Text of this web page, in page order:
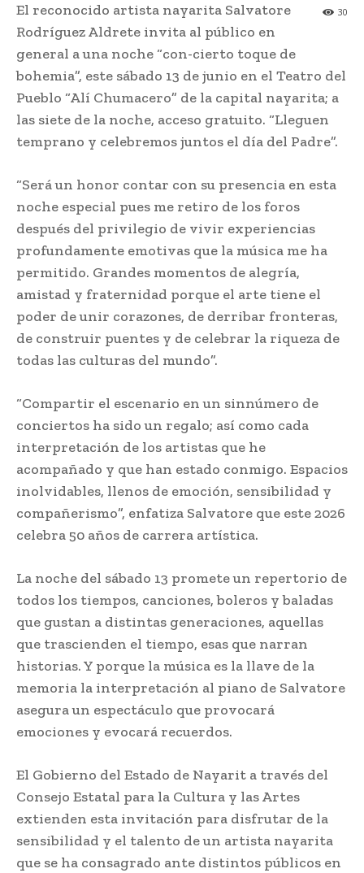
30
El reconocido artista nayarita Salvatore
Rodríguez Aldrete invita al público en
general a una noche “con-cierto toque de
bohemia”, este sábado 13 de junio en el Teatro del
Pueblo “Alí Chumacero” de la capital nayarita; a
las siete de la noche, acceso gratuito. “Lleguen
temprano y celebremos juntos el día del Padre”.
“Será un honor contar con su presencia en esta
noche especial pues me retiro de los foros
después del privilegio de vivir experiencias
profundamente emotivas que la música me ha
permitido. Grandes momentos de alegría,
amistad y fraternidad porque el arte tiene el
poder de unir corazones, de derribar fronteras,
de construir puentes y de celebrar la riqueza de
todas las culturas del mundo”.
“Compartir el escenario en un sinnúmero de
conciertos ha sido un regalo; así como cada
interpretación de los artistas que he
acompañado y que han estado conmigo. Espacios
inolvidables, llenos de emoción, sensibilidad y
compañerismo”, enfatiza Salvatore que este 2026
celebra 50 años de carrera artística.
La noche del sábado 13 promete un repertorio de
todos los tiempos, canciones, boleros y baladas
que gustan a distintas generaciones, aquellas
que trascienden el tiempo, esas que narran
historias. Y porque la música es la llave de la
memoria la interpretación al piano de Salvatore
asegura un espectáculo que provocará
emociones y evocará recuerdos.
El Gobierno del Estado de Nayarit a través del
Consejo Estatal para la Cultura y las Artes
extienden esta invitación para disfrutar de la
sensibilidad y el talento de un artista nayarita
que se ha consagrado ante distintos públicos en